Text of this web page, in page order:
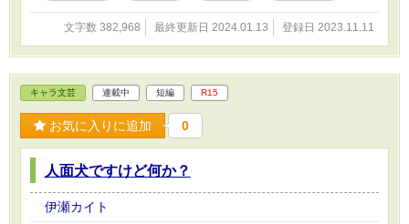
文字数 382,968 最終更新日 2024.01.13 登録日 2023.11.11
キャラ文芸 連載中 短編 R15
お気に入りに追加 0
人面犬ですけど何か？
伊瀬カイト